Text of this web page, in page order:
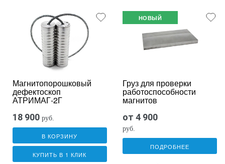
Магнитопорошковый
дефектоскоп
АТРИМАГ-2Г
18 900 руб.
В КОРЗИНУ
КУПИТЬ В 1 КЛИК
НОВЫЙ
Груз для проверки
работоспособности
магнитов
от 4 900
руб.
ПОДРОБНЕЕ